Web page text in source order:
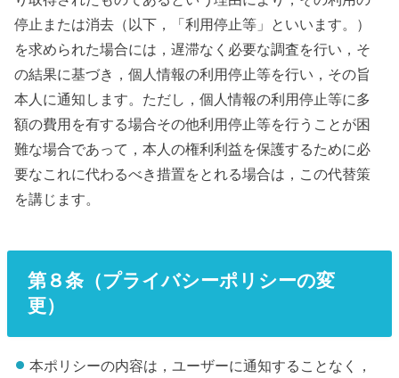
停止または消去（以下，「利用停止等」といいます。）
を求められた場合には，遅滞なく必要な調査を行い，そ
の結果に基づき，個人情報の利用停止等を行い，その旨
本人に通知します。ただし，個人情報の利用停止等に多
額の費用を有する場合その他利用停止等を行うことが困
難な場合であって，本人の権利利益を保護するために必
要なこれに代わるべき措置をとれる場合は，この代替策
を講じます。
第８条（プライバシーポリシーの変
更）
本ポリシーの内容は，ユーザーに通知することなく，